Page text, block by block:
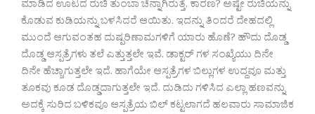
ಮಾಡಿದ ಊಟದ ರುಚಿ ತುಂಬಾ ಚೆನ್ನಾಗಿರುತ್ತೆ. ಕಾರಣ? ಅಷ್ಟೇ ರುಚಿಯನ್ನು
ಕೊಡುವ ಕುಡಿಯನ್ನು ಬಳಸಿದರೆ ಆಯಿತು. ಇದನ್ನು ತಿಂದರೆ ದೇಹದಲ್ಲಿ
ಮುಂದೆ ಆಗುವಂತಹ ದುಷ್ಪರಿಣಾಮಗಳಿಗೆ ಯಾರು ಹೊಣೆ? ಹೌದು ದೊಡ್ಡ
ದೊಡ್ಡ ಆಸ್ಪತ್ರೆಗಳು ತಲೆ ಎತ್ತುತ್ತಲೇ ಇವೆ. ಡಾಕ್ಟರ್ ಗಳ ಸಂಖ್ಯೆಯು ದಿನೇ
ದಿನೇ ಹೆಚ್ಚಾಗುತ್ತಲೇ ಇದೆ. ಹಾಗೆಯೇ ಆಸ್ಪತ್ರೆಗಳ ಬಿಲ್ಲುಗಳ ಉದ್ದವೂ ಮತ್ತು
ತೂಕವು ಕೂಡ ದೊಡ್ಡದಾಗುತ್ತಲೇ ಇದೆ. ದುಡಿದು ಗಳಿಸಿದ ಎಲ್ಲಾ ಹಣವನ್ನು
ಅದಕ್ಕೆ ಸುರಿದ ಬಳಿಕವೂ ಆಸ್ಪತ್ರೆಯ ಬಿಲ್ ಕಟ್ಟಲಾಗದೆ ಹಲವಾರು ಸಾಮಾಜಿಕ